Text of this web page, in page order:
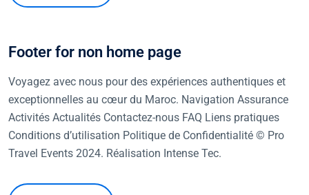
Footer for non home page
Voyagez avec nous pour des expériences authentiques et
exceptionnelles au cœur du Maroc. Navigation Assurance
Activités Actualités Contactez-nous FAQ Liens pratiques
Conditions d’utilisation Politique de Confidentialité © Pro
Travel Events 2024. Réalisation Intense Tec.